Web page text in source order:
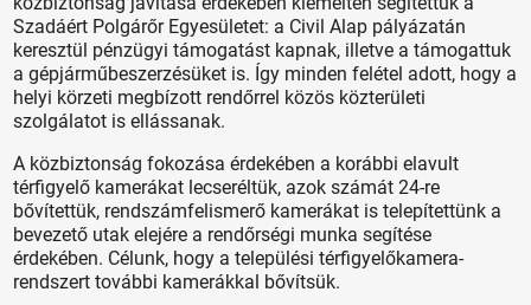
Szadáért Polgárőr Egyesületet: a Civil Alap pályázatán
keresztül pénzügyi támogatást kapnak, illetve a támogattuk
a gépjárműbeszerzésüket is. Így minden felétel adott, hogy a
helyi körzeti megbízott rendőrrel közös közterületi
szolgálatot is ellássanak.
A közbiztonság fokozása érdekében a korábbi elavult
térfigyelő kamerákat lecseréltük, azok számát 24-re
bővítettük, rendszámfelismerő kamerákat is telepítettünk a
bevezető utak elejére a rendőrségi munka segítése
érdekében. Célunk, hogy a települési térfigyelőkamera-
rendszert további kamerákkal bővítsük.